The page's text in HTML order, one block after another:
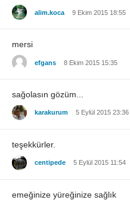
alim.koca 9 Ekim 2015 18:55
mersi
efgans 8 Ekim 2015 15:35
sağolasın gözüm...
karakurum 5 Eylül 2015 23:36
teşekkürler.
centipede 5 Eylül 2015 11:54
emeğinize yüreğinize sağlık